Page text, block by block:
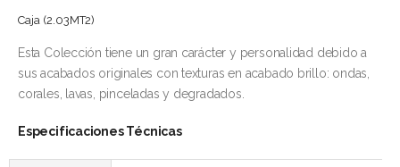
Caja (2.03MT2)
Esta Colección tiene un gran carácter y personalidad debido a
sus acabados originales con texturas en acabado brillo: ondas,
corales, lavas, pinceladas y degradados.
Especificaciones Técnicas